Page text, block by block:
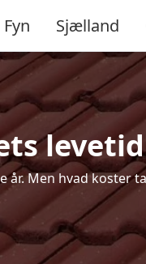
Fyn Sjælland
Men hvad koster